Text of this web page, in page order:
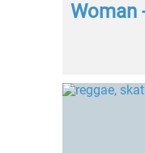
Woman